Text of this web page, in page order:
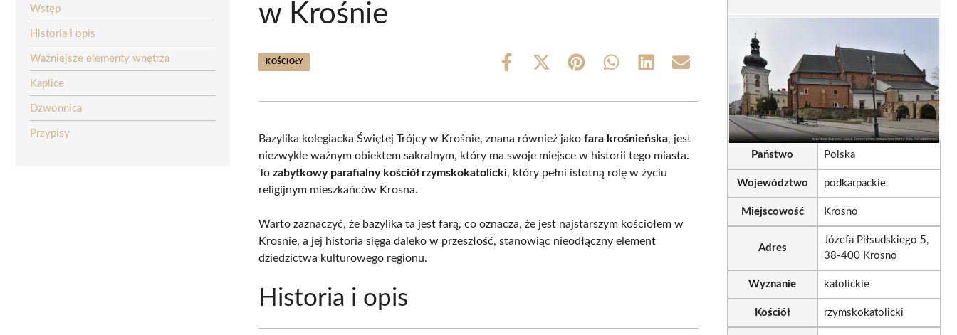
Wstęp
Historia i opis
Ważniejsze elementy wnętrza
Kaplice
Dzwonnica
Przypisy
w Krośnie
KOŚCIOŁY
Share
Share
(Twitter)
Share Share Share Share
Bazylika kolegiacka Świętej Trójcy w Krośnie, znana również jakofara krośnieńska, jest
niezwykle ważnym obiektem sakralnym, który ma swoje miejsce w historii tego miasta.
Tozabytkowy parafialny kościół rzymskokatolicki, który pełni istotną rolę w życiu
religijnym mieszkańców Krosna.
Warto zaznaczyć, że bazylika ta jest farą, co oznacza, że jest najstarszym kościołem w
Krosnie, a jej historia sięga daleko w przeszłość, stanowiąc nieodłączny element
dziedzictwa kulturowego regionu.
Historia i opis
Państwo Polska
Województwo podkarpackie
Miejscowość Krosno
Adres
Józefa Piłsudskiego 5,
38-400 Krosno
Wyznanie katolickie
Kościół rzymskokatolicki